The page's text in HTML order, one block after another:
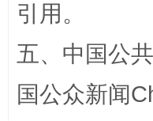
扯下公款旅游的
引用。
五、中国公
国公众新闻